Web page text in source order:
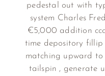
pedestal out with
system Charles
€5,000 addition
time depository
matching upward
tailspin , generate